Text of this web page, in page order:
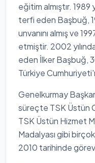
eğitim almıştır.
terfi eden Başbuğ,
unvanını almış ve
etmiştir. 2002
eden İlker Başbuğ,
Türkiye
Genelkurmay
süreçte TSK Üstün
TSK Üstün Hizmet
Madalyası gibi
2010 tarihinde